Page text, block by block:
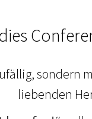
sondern
liebenden